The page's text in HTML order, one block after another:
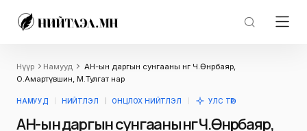
Нүүр Намууд
АН-ын даргын сунгааны өнгө Ч.Өнөрбаяр,
О.Амартүвшин, М.Тулгат нар
НАМУУД НИЙТЛЭЛ ОНЦЛОХ НИЙТЛЭЛ УЛС ТӨР
АН-ын даргын сунгааны өнгө Ч.Өнөрбаяр,